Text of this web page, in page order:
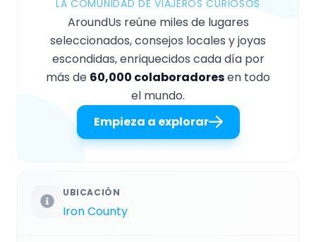
LA COMUNIDAD DE VIAJEROS CURIOSOS
AroundUs reúne miles de lugares
seleccionados, consejos locales y joyas
escondidas, enriquecidos cada día por
más de 60,000 colaboradoresen todo
el mundo.
Empieza a explorar
UBICACIÓN
Iron County